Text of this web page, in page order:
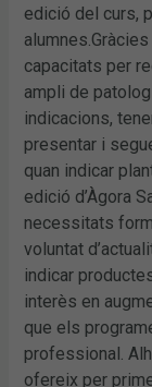
edició del curs,
capacitats per
ampli de
indicacions,
presentar i
quan indicar
edició d’Àgora
necessitats
voluntat
indicar
interès en
que els
professional.
ofereix per